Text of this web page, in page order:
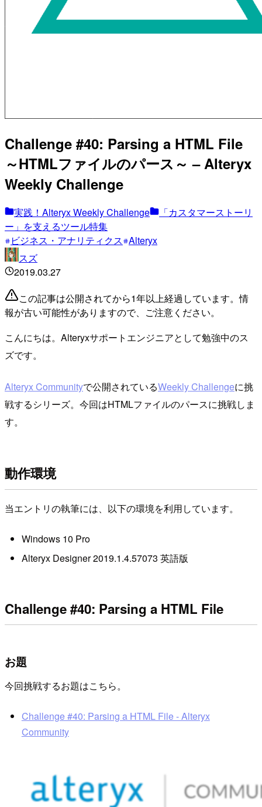
Challenge #40: Parsing a HTML File
～HTMLファイルのパース～ – Alteryx
Weekly Challenge
実践！Alteryx Weekly Challenge
「カスタマーストーリ
ー」を支えるツール特集
ビジネス・アナリティクス Alteryx
スズ
2019.03.27
この記事は公開されてから1年以上経過しています。情
報が古い可能性がありますので、ご注意ください。
こんにちは。Alteryxサポートエンジニアとして勉強中のス
ズです。
Alteryx Communityで公開されているWeekly Challengeに挑
戦するシリーズ。今回はHTMLファイルのパースに挑戦しま
す。
動作環境
当エントリの執筆には、以下の環境を利用しています。
Windows 10 Pro
Alteryx Designer 2019.1.4.57073 英語版
Challenge #40: Parsing a HTML File
お題
今回挑戦するお題はこちら。
Challenge #40: Parsing a HTML File - Alteryx
Community